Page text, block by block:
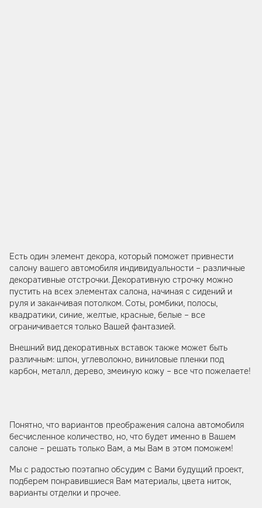
Есть один элемент декора, который поможет привнести
салону вашего автомобиля индивидуальности – различные
декоративные отстрочки. Декоративную строчку можно
пустить на всех элементах салона, начиная с сидений и
руля и заканчивая потолком. Соты, ромбики, полосы,
квадратики, синие, желтые, красные, белые – все
ограничивается только Вашей фантазией.
Внешний вид декоративных вставок также может быть
различным: шпон, углеволокно, виниловые пленки под
карбон, металл, дерево, змеиную кожу – все что пожелаете!
Понятно, что вариантов преображения салона автомобиля
бесчисленное количество, но, что будет именно в Вашем
салоне – решать только Вам, а мы Вам в этом поможем!
Мы с радостью поэтапно обсудим с Вами будущий проект,
подберем понравившиеся Вам материалы, цвета ниток,
варианты отделки и прочее.